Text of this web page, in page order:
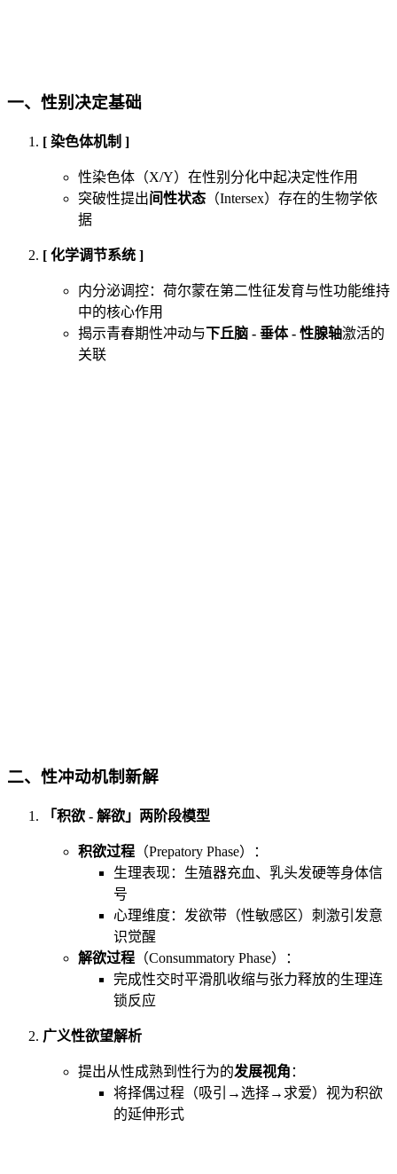
一、 性别决定基础
[ 染色体机制 ]
性染色体（X/Y）在性别分化中起决定性作用
突破性提出间性状态 （Intersex）存在的生物学依
据
[ 化学调节系统 ]
内分泌调控：荷尔蒙在第二性征发育与性功能维持
中的核心作用
揭示青春期性冲动与下丘脑 - 垂体 - 性腺轴激活的
关联
二、 性冲动机制新解
「积欲 - 解欲」两阶段模型
积欲过程 （Prepatory Phase）：
生理表现：生殖器充血、乳头发硬等身体信
号
心理维度：发欲带（性敏感区）刺激引发意
识觉醒
解欲过程 （Consummatory Phase）：
完成性交时平滑肌收缩与张力释放的生理连
锁反应
广义性欲望解析
提出从性成熟到性行为的发展视角 ：
将择偶过程（吸引→选择→求爱）视为积欲
的延伸形式